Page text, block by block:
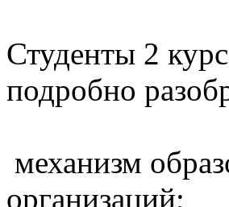
Студенты 2
подробно
механизм
организаций;